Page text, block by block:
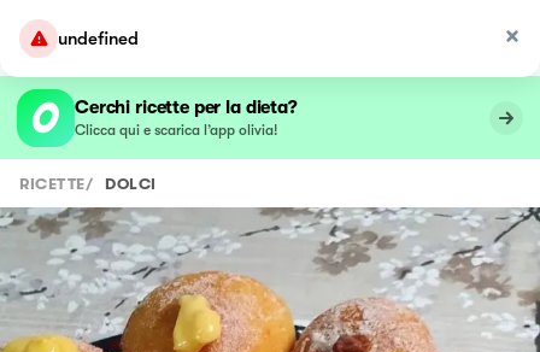
undefined
Cerchi ricette per la dieta?
Clicca qui e scarica l’app olivia!
RICETTE/ DOLCI